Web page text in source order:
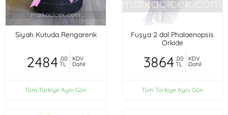
Siyah Kutuda Rengarenk
2484 ,00
TL
KDV
Dahil
Tüm Türkiye Aynı Gün
Fuşya 2 dal Phalaenopsis
Orkide
3864 ,00
TL
KDV
Dahil
Tüm Türkiye Aynı Gün